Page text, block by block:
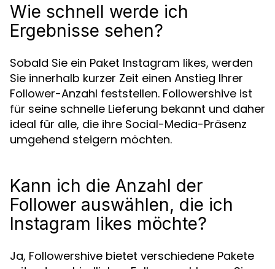
Wie schnell werde ich
Ergebnisse sehen?
Sobald Sie ein Paket Instagram likes, werden
Sie innerhalb kurzer Zeit einen Anstieg Ihrer
Follower-Anzahl feststellen. Followershive ist
für seine schnelle Lieferung bekannt und daher
ideal für alle, die ihre Social-Media-Präsenz
umgehend steigern möchten.
Kann ich die Anzahl der
Follower auswählen, die ich
Instagram likes möchte?
Ja, Followershive bietet verschiedene Pakete